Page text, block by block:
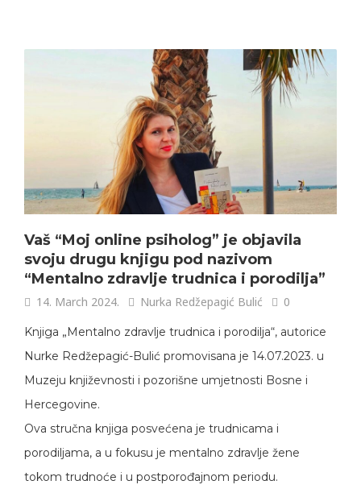
Vaš “Moj online psiholog” je objavila
svoju drugu knjigu pod nazivom
“Mentalno zdravlje trudnica i porodilja”
14. March 2024. Nurka Redžepagić Bulić 0
Knjiga „Mentalno zdravlje trudnica i porodilja“, autorice
Nurke Redžepagić-Bulić promovisana je 14.07.2023. u
Muzeju književnosti i pozorišne umjetnosti Bosne i
Hercegovine.
Ova stručna knjiga posvećena je trudnicama i
porodiljama, a u fokusu je mentalno zdravlje žene
tokom trudnoće i u postporođajnom periodu.